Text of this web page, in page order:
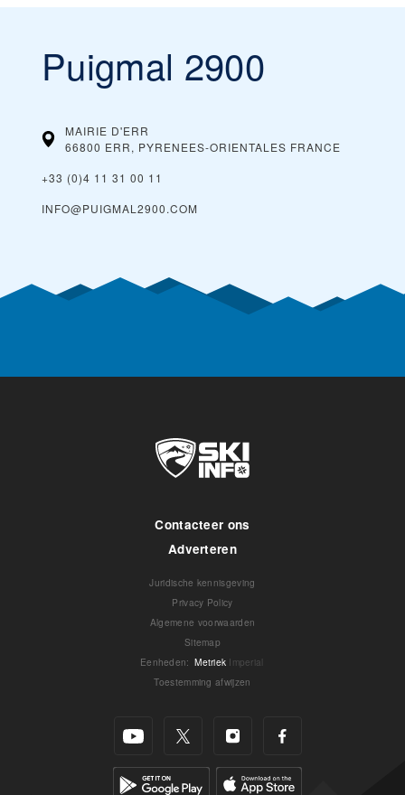
Puigmal 2900
MAIRIE D'ERR
66800 ERR, PYRENEES-ORIENTALES FRANCE
+33 (0)4 11 31 00 11
INFO@PUIGMAL2900.COM
Contacteer ons
Adverteren
Juridische kennisgeving
Privacy Policy
Algemene voorwaarden
Sitemap
Eenheden: Metriek Imperial
Toestemming afwijzen